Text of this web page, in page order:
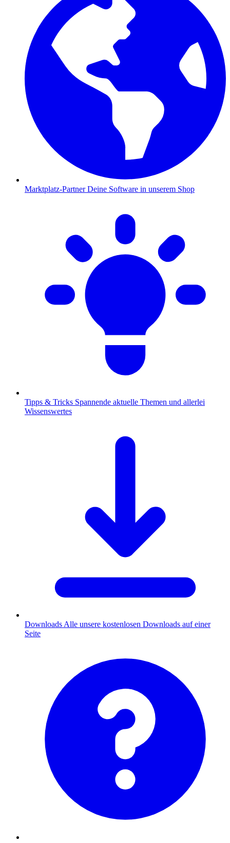
Marktplatz-Partner Deine Software in unserem Shop
Tipps & Tricks Spannende aktuelle Themen und allerlei
Wissenswertes
Downloads Alle unsere kostenlosen Downloads auf einer
Seite